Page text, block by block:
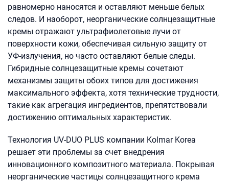
равномерно наносятся и оставляют меньше белых
следов. И наоборот, неорганические солнцезащитные
кремы отражают ультрафиолетовые лучи от
поверхности кожи, обеспечивая сильную защиту от
УФ-излучения, но часто оставляют белые следы.
Гибридные солнцезащитные кремы сочетают
механизмы защиты обоих типов для достижения
максимального эффекта, хотя технические трудности,
такие как агрегация ингредиентов, препятствовали
достижению оптимальных характеристик.
Технология UV-DUO PLUS компании Kolmar Korea
решает эти проблемы за счет внедрения
инновационного композитного материала. Покрывая
неорганические частицы солнцезащитного крема